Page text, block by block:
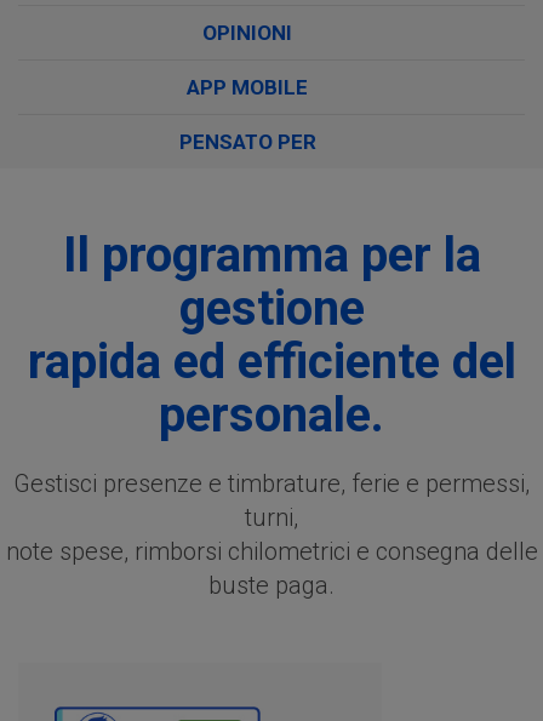
OPINIONI
APP MOBILE
PENSATO PER
Il programma per la
gestione
rapida ed efficiente del
personale.
Gestisci presenze e timbrature, ferie e permessi,
turni,
note spese, rimborsi chilometrici e consegna delle
buste paga.